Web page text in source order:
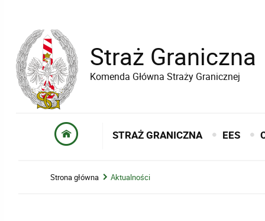
Straż Graniczna
Komenda Główna Straży Granicznej
STRAŻ GRANICZNA EES
Strona główna Aktualności